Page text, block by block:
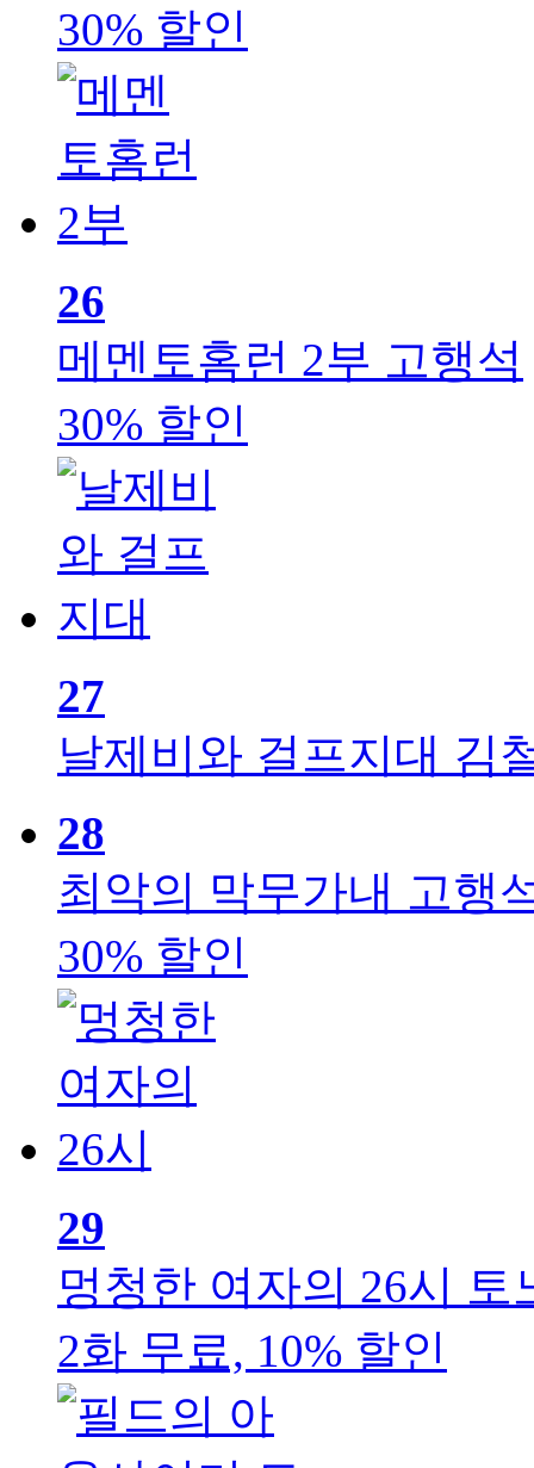
30% 할인
26
메멘토홈런 2부 고행석
30% 할인
27
날제비와 걸프지대 김
28
최악의 막무가내 고행
30% 할인
29
멍청한 여자의 26시 토
2화 무료, 10% 할인